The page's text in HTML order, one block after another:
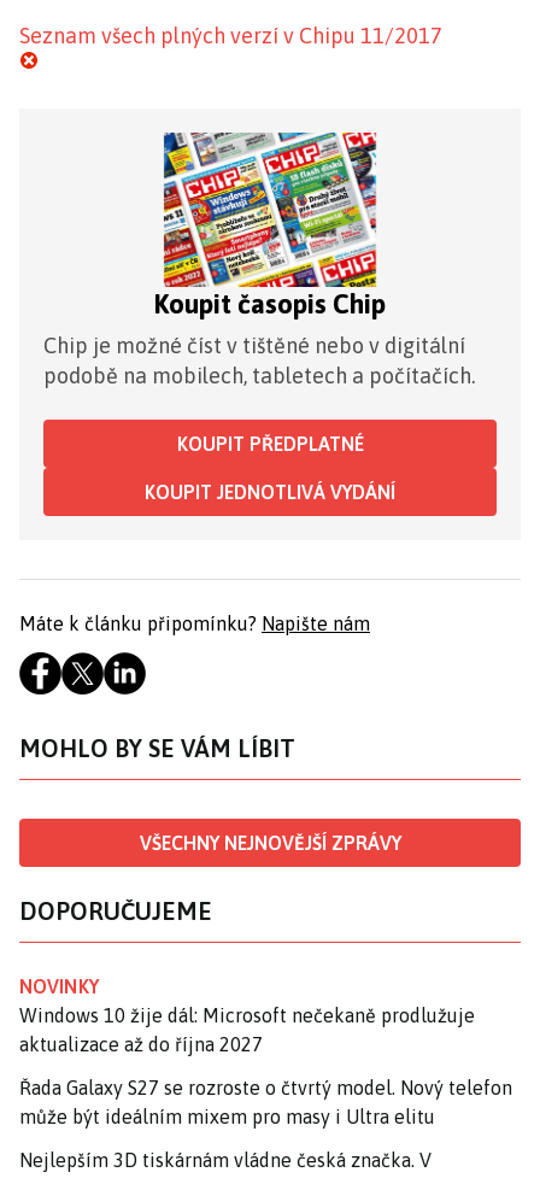
Seznam všech plných verzí v Chipu 11/2017
Koupit časopis Chip
Chip je možné číst v tištěné nebo v digitální
podobě na mobilech, tabletech a počítačích.
KOUPIT PŘEDPLATNÉ
KOUPIT JEDNOTLIVÁ VYDÁNÍ
Máte k článku připomínku? Napište nám
MOHLO BY SE VÁM LÍBIT
VŠECHNY NEJNOVĚJŠÍ ZPRÁVY
DOPORUČUJEME
NOVINKY
Windows 10 žije dál: Microsoft nečekaně prodlužuje
aktualizace až do října 2027
Řada Galaxy S27 se rozroste o čtvrtý model. Nový telefon
může být ideálním mixem pro masy i Ultra elitu
Nejlepším 3D tiskárnám vládne česká značka. V